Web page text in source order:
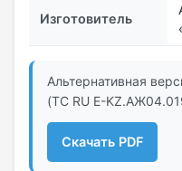
Изготовитель
Альтернативная
(ТС RU Е-
Скачать PDF